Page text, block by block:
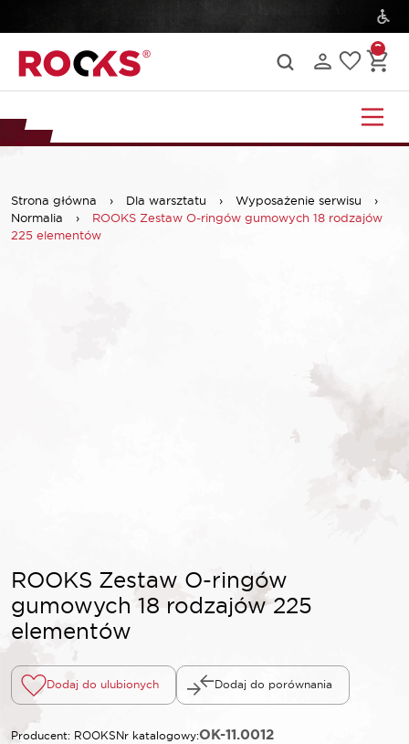
Strona główna › Dla warsztatu › Wyposażenie serwisu
›
Normalia
›
ROOKS Zestaw O-ringów gumowych 18 rodzajów
225 elementów
ROOKS Zestaw O-ringów
gumowych 18 rodzajów 225
elementów
Dodaj do ulubionych Dodaj do porównania
Producent: ROOKSNr katalogowy:OK-11.0012